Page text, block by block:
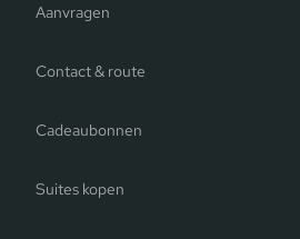
Aanvragen
Contact & route
Cadeaubonnen
Suites kopen